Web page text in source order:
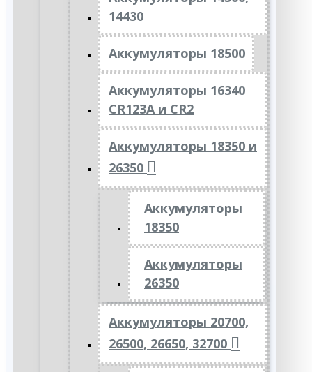
14430
Аккумуляторы 18500
Аккумуляторы 16340
CR123A и CR2
Аккумуляторы 18350 и
26350
Аккумуляторы
18350
Аккумуляторы
26350
Аккумуляторы 20700,
26500, 26650, 32700